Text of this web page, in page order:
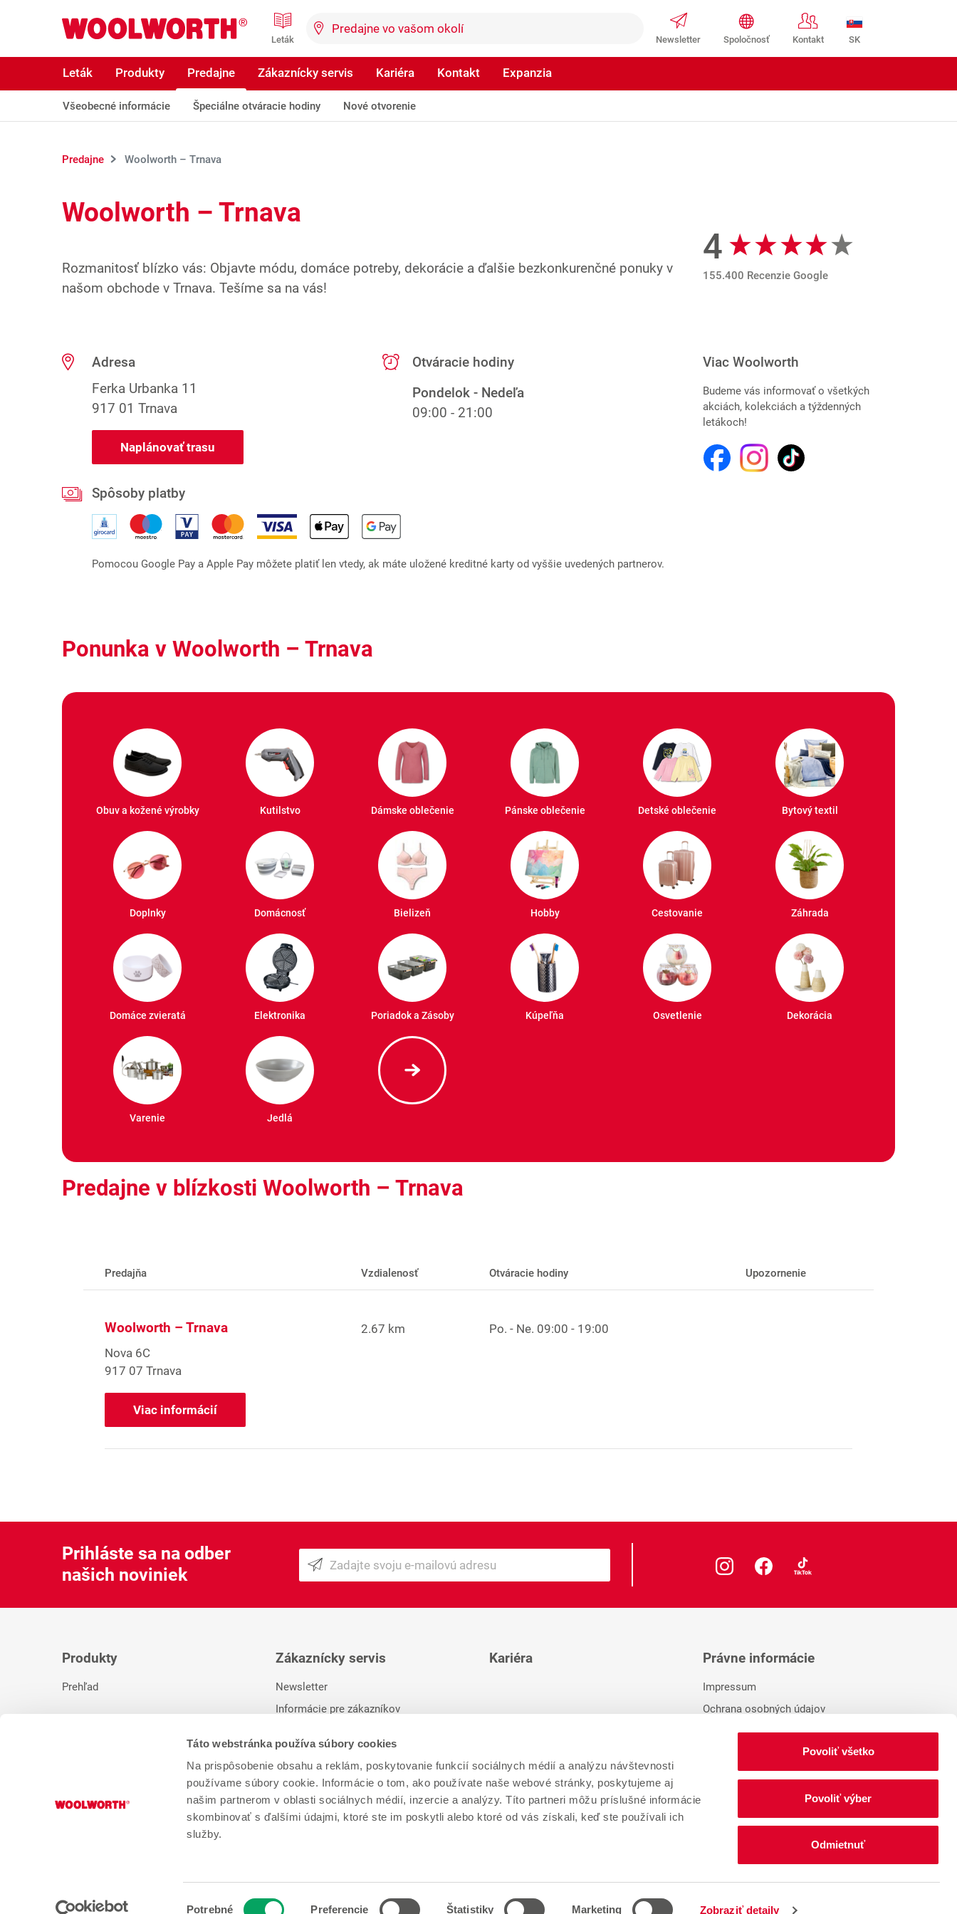
Táto webstránka používa súbory cookies
Na prispôsobenie obsahu a reklám, poskytovanie funkcií sociálnych médií a analýzu návštevnosti
používame súbory cookie. Informácie o tom, ako používate naše webové stránky, poskytujeme aj
našim partnerom v oblasti sociálnych médií, inzercie a analýzy. Títo partneri môžu príslušné informácie
skombinovať s ďalšími údajmi, ktoré ste im poskytli alebo ktoré od vás získali, keď ste používali ich
služby.
Potrebné Preferencie Štatistiky Marketing Zobraziť detaily
Povoliť všetko
Povoliť výber
Odmietnuť
Woolworth GmbH SK
Leták Newsletter Spoločnosť Kontakt
Leták Produkty Predajne Zákaznícky servis Kariéra Kontakt Expanzia
Všeobecné informácie Špeciálne otváracie hodiny Nové otvorenie
Predajne Woolworth – Trnava
Woolworth – Trnava
Rozmanitosť blízko vás: Objavte módu, domáce potreby, dekorácie a ďalšie bezkonkurenčné ponuky v
našom obchode v Trnava. Tešíme sa na vás!
Recenzie Google
4
155.400 Recenzie Google
Adresa
Ferka Urbanka 11
917 01 Trnava
Naplánovať trasu
Otváracie hodiny
Pondelok - Nedeľa
09:00 - 21:00
Spôsoby platby
Pomocou Google Pay a Apple Pay môžete platiť len vtedy, ak máte uložené kreditné karty od vyššie uvedených partnerov.
Viac Woolworth
Budeme vás informovať o všetkých
akciách, kolekciách a týždenných
letákoch!
Ponunka v Woolworth – Trnava
Obuv a kožené výrobky Kutilstvo Dámske oblečenie Pánske oblečenie Detské oblečenie Bytový textil
Doplnky Domácnosť Bielizeň Hobby Cestovanie Záhrada
Domáce zvieratá Elektronika Poriadok a Zásoby Kúpeľňa Osvetlenie Dekorácia
Varenie Jedlá
Predajne v blízkosti Woolworth – Trnava
Predajňa Vzdialenosť Otváracie hodiny Upozornenie
Woolworth – Trnava
Nova 6C
917 07 Trnava
Viac informácií
2.67 km Po. - Ne. 09:00 - 19:00
Prihláste sa na odber
našich noviniek
Produkty
Prehľad
Zákaznícky servis
Newsletter
Informácie pre zákazníkov
Kariéra Právne informácie
Impressum
Ochrana osobných údajov
Zmeniť súhlas so súbormi cookie
* Naša predchádzajúca cena. ** RRP výrobcu.
Systém ochrany oznamovateľov
FAQ – Náš vnútorný oznamovací systém